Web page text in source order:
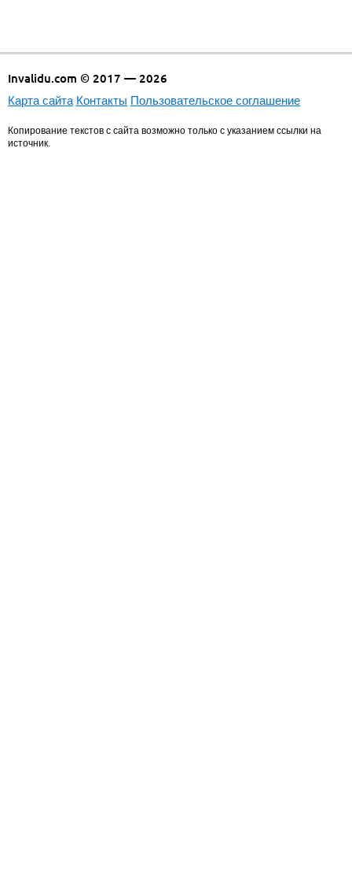
Invalidu.com © 2017 — 2026
Карта сайта Контакты Пользовательское соглашение
Копирование текстов с сайта возможно только с указанием ссылки на
источник.